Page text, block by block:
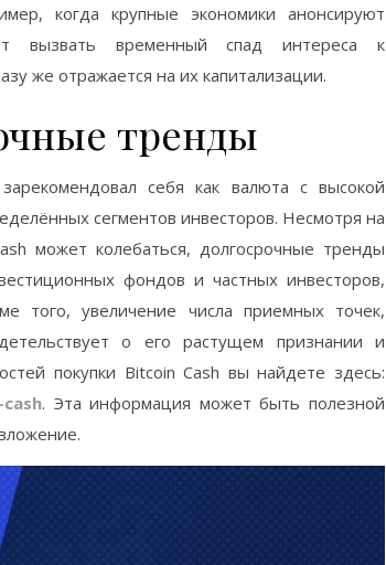
когда крупные экономики анонсируют
вызвать временный спад интереса к
же отражается на их капитализации.
тренды
себя как валюта с высокой
сегментов инвесторов. Несмотря на
может колебаться, долгосрочные тренды
фондов и частных инвесторов,
того, увеличение числа приемных точек,
о его растущем признании и
покупки Bitcoin Cash вы найдете здесь:
. Эта информация может быть полезной